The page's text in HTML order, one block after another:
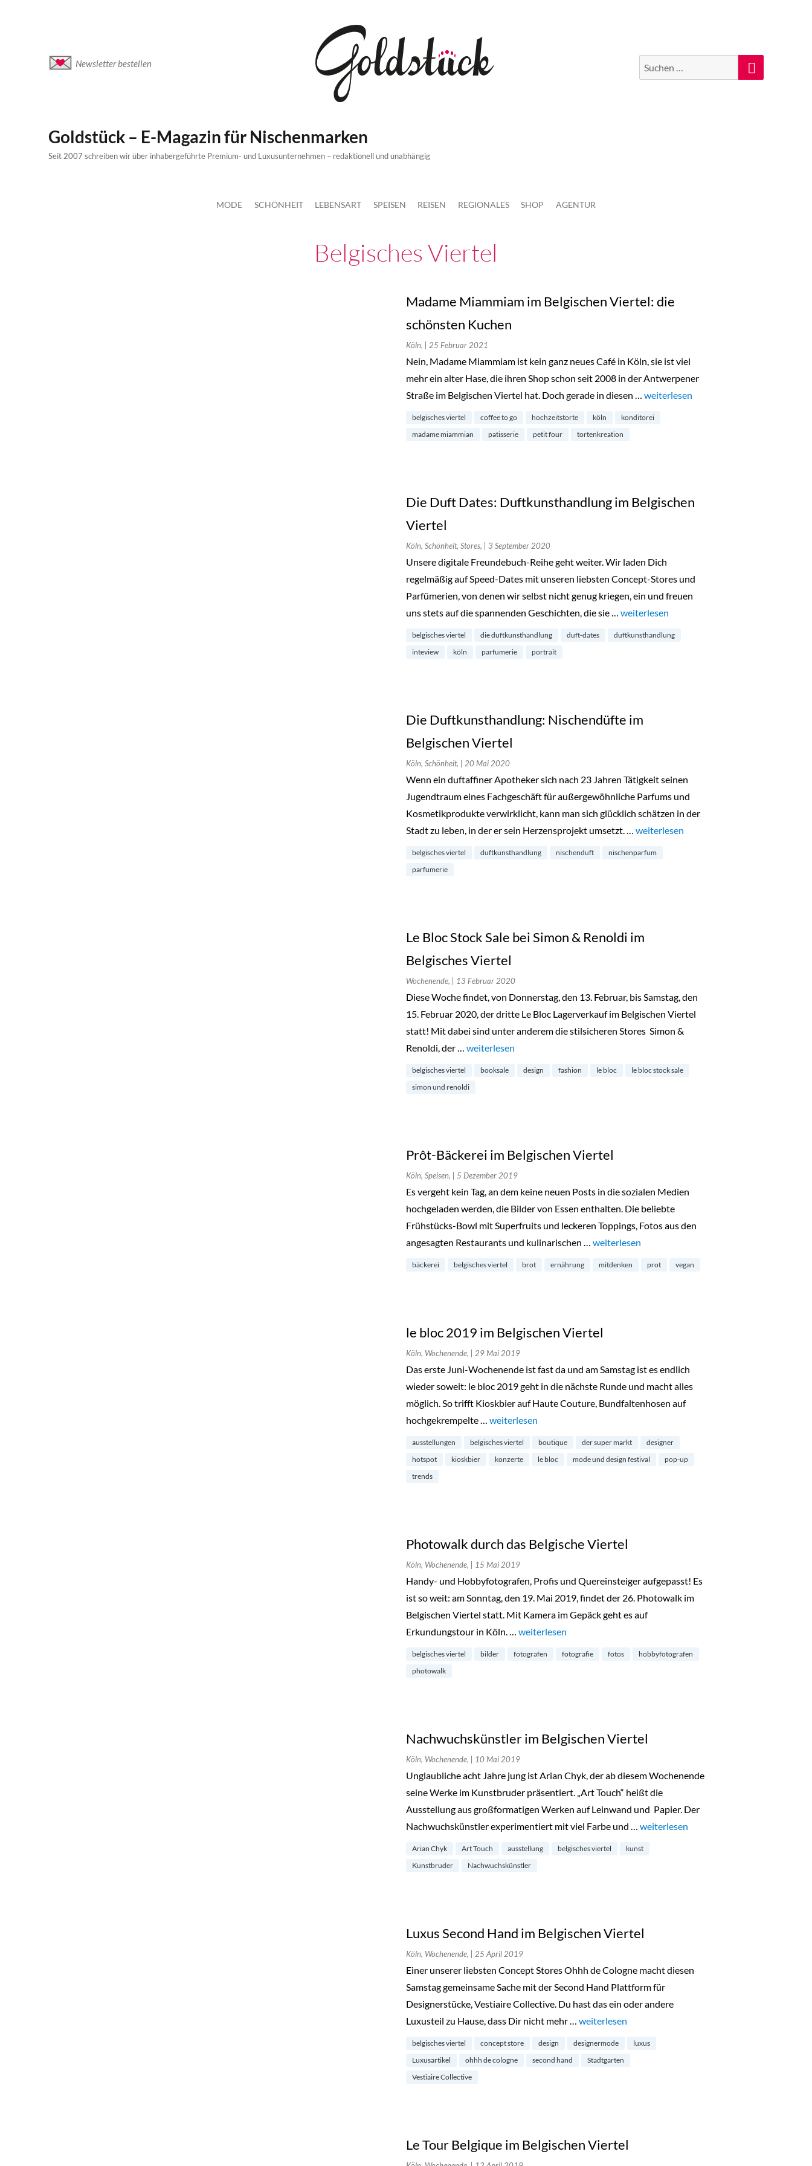
Newsletter bestellen
Suche
nach:
Suchen
Goldstück – E-Magazin für Nischenmarken
Seit 2007 schreiben wir über inhabergeführte Premium- und Luxusunternehmen – redaktionell und unabhängig
MODE SCHÖNHEIT LEBENSART SPEISEN REISEN REGIONALES SHOP AGENTUR
Belgisches Viertel
Madame Miammiam im Belgischen Viertel: die
schönsten Kuchen
Köln, | 25 Februar 2021
Nein, Madame Miammiam ist kein ganz neues Café in Köln, sie ist viel
mehr ein alter Hase, die ihren Shop schon seit 2008 in der Antwerpener
Straße im Belgischen Viertel hat. Doch gerade in diesen … „Madame Miammiam im Belgischen
weiterlesen
belgisches viertel coffee to go hochzeitstorte köln
konditorei
madame miammian
patisserie petit four tortenkreation
Die Duft Dates: Duftkunsthandlung im Belgischen
Viertel
Köln, Schönheit, Stores, | 3 September 2020
Unsere digitale Freundebuch-Reihe geht weiter. Wir laden Dich
regelmäßig auf Speed-Dates mit unseren liebsten Concept-Stores und
Parfümerien, von denen wir selbst nicht genug kriegen, ein und freuen
uns stets auf die spannenden Geschichten, die sie … „Die Duft Dates: Duftkunsthandlung im
weiterlesen
belgisches viertel die duftkunsthandlung duft-dates
duftkunsthandlung
inteview
köln parfumerie portrait
Die Duftkunsthandlung: Nischendüfte im
Belgischen Viertel
Köln, Schönheit, | 20 Mai 2020
Wenn ein duftaffiner Apotheker sich nach 23 Jahren Tätigkeit seinen
Jugendtraum eines Fachgeschäft für außergewöhnliche Parfums und
Kosmetikprodukte verwirklicht, kann man sich glücklich schätzen in der
Stadt zu leben, in der er sein Herzensprojekt umsetzt. … „Die Duftkunsthandlung: Nischendüfte im
weiterlesen
belgisches viertel duftkunsthandlung nischenduft
nischenparfum
parfumerie
Le Bloc Stock Sale bei Simon & Renoldi im
Belgisches Viertel
Wochenende, | 13 Februar 2020
Diese Woche findet, von Donnerstag, den 13. Februar, bis Samstag, den
15. Februar 2020, der dritte Le Bloc Lagerverkauf im Belgischen Viertel
statt! Mit dabei sind unter anderem die stilsicheren Stores Simon &
Renoldi, der … „Le Bloc Stock Sale bei Simon & Renoldi im Belgisches Viertel“
weiterlesen
belgisches viertel booksale design fashion le bloc
le bloc stock sale
simon und renoldi
Prôt-Bäckerei im Belgischen Viertel
Köln, Speisen, | 5 Dezember 2019
Es vergeht kein Tag, an dem keine neuen Posts in die sozialen Medien
hochgeladen werden, die Bilder von Essen enthalten. Die beliebte
Frühstücks-Bowl mit Superfruits und leckeren Toppings, Fotos aus den
angesagten Restaurants und kulinarischen … „Prôt-Bäckerei im Belgischen Viertel“
weiterlesen
bäckerei belgisches viertel brot ernährung mitdenken prot vegan
le bloc 2019 im Belgischen Viertel
Köln, Wochenende, | 29 Mai 2019
Das erste Juni-Wochenende ist fast da und am Samstag ist es endlich
wieder soweit: le bloc 2019 geht in die nächste Runde und macht alles
möglich. So trifft Kioskbier auf Haute Couture, Bundfaltenhosen auf
hochgekrempelte … „le bloc 2019 im Belgischen Viertel“
weiterlesen
ausstellungen belgisches viertel boutique der super markt
designer
hotspot
kioskbier konzerte le bloc mode und design festival
pop-up
trends
Photowalk durch das Belgische Viertel
Köln, Wochenende, | 15 Mai 2019
Handy- und Hobbyfotografen, Profis und Quereinsteiger aufgepasst! Es
ist so weit: am Sonntag, den 19. Mai 2019, findet der 26. Photowalk im
Belgischen Viertel statt. Mit Kamera im Gepäck geht es auf
Erkundungstour in Köln. … „Photowalk durch das Belgische Viertel“
weiterlesen
belgisches viertel bilder fotografen fotografie fotos
hobbyfotografen
photowalk
Nachwuchskünstler im Belgischen Viertel
Köln, Wochenende, | 10 Mai 2019
Unglaubliche acht Jahre jung ist Arian Chyk, der ab diesem Wochenende
seine Werke im Kunstbruder präsentiert. „Art Touch“ heißt die
Ausstellung aus großformatigen Werken auf Leinwand und Papier. Der
Nachwuchskünstler experimentiert mit viel Farbe und … „Nachwuchskünstler im Belgischen
weiterlesen
Arian Chyk Art Touch ausstellung belgisches viertel
kunst
Kunstbruder
Nachwuchskünstler
Luxus Second Hand im Belgischen Viertel
Köln, Wochenende, | 25 April 2019
Einer unserer liebsten Concept Stores Ohhh de Cologne macht diesen
Samstag gemeinsame Sache mit der Second Hand Plattform für
Designerstücke, Vestiaire Collective. Du hast das ein oder andere
Luxusteil zu Hause, dass Dir nicht mehr … „Luxus Second Hand im Belgischen Viertel“
weiterlesen
belgisches viertel concept store design designermode
luxus
Luxusartikel
ohhh de cologne second hand
Stadtgarten
Vestiaire Collective
Le Tour Belgique im Belgischen Viertel